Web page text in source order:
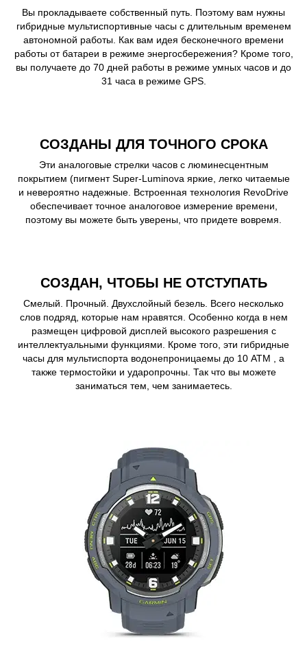
Вы прокладываете собственный путь. Поэтому вам нужны
гибридные мультиспортивные часы с длительным временем
автономной работы. Как вам идея бесконечного времени
работы от батареи в режиме энергосбережения? Кроме того,
вы получаете до 70 дней работы в режиме умных часов и до
31 часа в режиме GPS.
СОЗДАНЫ ДЛЯ ТОЧНОГО СРОКА
Эти аналоговые стрелки часов с люминесцентным
покрытием (пигмент Super-Luminova яркие, легко читаемые
и невероятно надежные. Встроенная технология RevoDrive
обеспечивает точное аналоговое измерение времени,
поэтому вы можете быть уверены, что придете вовремя.
СОЗДАН, ЧТОБЫ НЕ ОТСТУПАТЬ
Смелый. Прочный. Двухслойный безель. Всего несколько
слов подряд, которые нам нравятся. Особенно когда в нем
размещен цифровой дисплей высокого разрешения с
интеллектуальными функциями. Кроме того, эти гибридные
часы для мультиспорта водонепроницаемы до 10 ATM , а
также термостойки и ударопрочны. Так что вы можете
заниматься тем, чем занимаетесь.